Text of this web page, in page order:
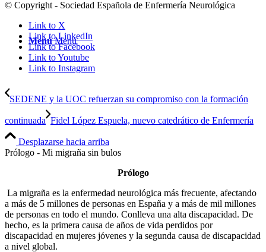
Menú Menú
© Copyright - Sociedad Española de Enfermería Neurológica
Link to X
Link to LinkedIn
Link to Facebook
Link to Youtube
Link to Instagram
SEDENE y la UOC refuerzan su compromiso con la formación
continuada Fidel López Espuela, nuevo catedrático de Enfermería
Desplazarse hacia arriba
Prólogo - Mi migraña sin bulos
Prólogo
La migraña es la enfermedad neurológica más frecuente, afectando
a más de 5 millones de personas en España y a más de mil millones
de personas en todo el mundo. Conlleva una alta discapacidad. De
hecho, es la primera causa de años de vida perdidos por
discapacidad en mujeres jóvenes y la segunda causa de discapacidad
a nivel global.